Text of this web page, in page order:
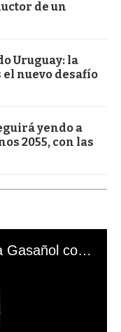
de un
Uruguay: la
nuevo desafío
yendo a
2055, con las
El mal momento de Yanina Gasañol con un hincha argentino en "Subrayado"